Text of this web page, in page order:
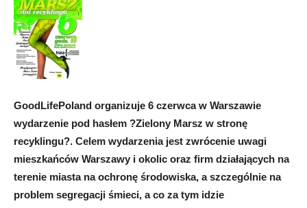
GoodLifePoland organizuje 6 czerwca w Warszawie
wydarzenie pod hasłem ?Zielony Marsz w stronę
recyklingu?. Celem wydarzenia jest zwrócenie uwagi
mieszkańców Warszawy i okolic oraz firm działających na
terenie miasta na ochronę środowiska, a szczególnie na
problem segregacji śmieci, a co za tym idzie